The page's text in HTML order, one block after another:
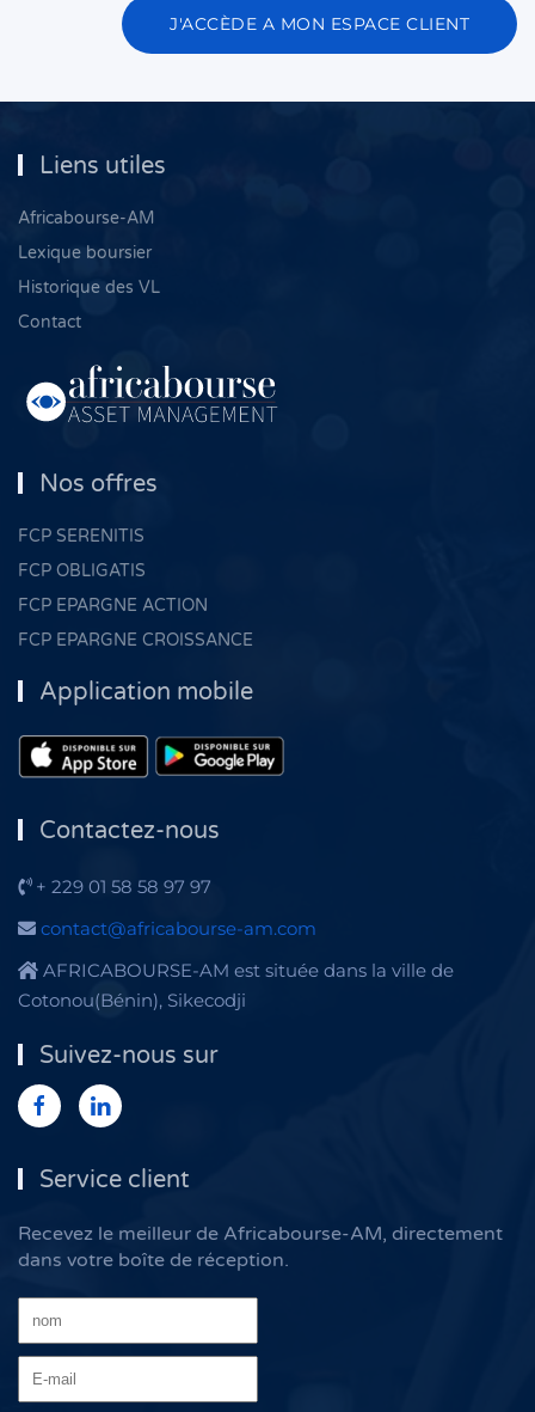
J'ACCÈDE A MON ESPACE CLIENT
Liens utiles
Africabourse-AM
Lexique boursier
Historique des VL
Contact
Nos offres
FCP SERENITIS
FCP OBLIGATIS
FCP EPARGNE ACTION
FCP EPARGNE CROISSANCE
Application mobile
Contactez-nous
+ 229 01 58 58 97 97
contact@africabourse-am.com
AFRICABOURSE-AM est située dans la ville de
Cotonou(Bénin), Sikecodji
Suivez-nous sur
Service client
Recevez le meilleur de Africabourse-AM, directement
dans votre boîte de réception.